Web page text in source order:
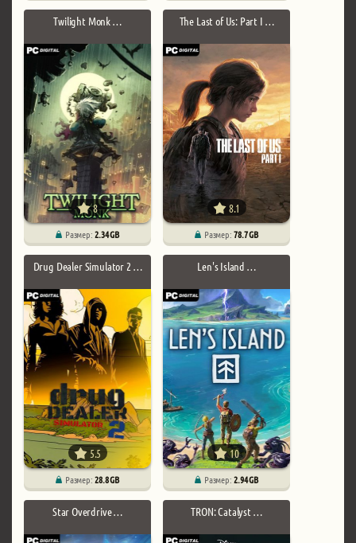
Twilight Monk …
8
Размер:2.34 GB
The Last of Us: Part I …
8.1
Размер:78.7 GB
Drug Dealer Simulator 2 …
5.5
Размер:28.8 GB
Len's Island …
10
Размер:2.94 GB
Star Overdrive … TRON: Catalyst …